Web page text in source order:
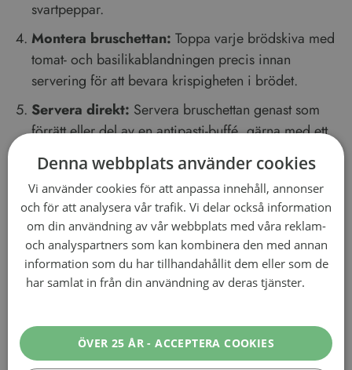
Montera bruschettan:
tomat- och basilikablandningen precis innan
servering för att bevara krispigheten i brödet.
Servera direkt:Servera bruschettan genast som
förrätt eller del av en antipasti-buffé, gärna med ett
glas vin för en autentisk italiensk smakupplevelse.
Allergiinformation och substitut:
Gluten:För en glutenfri variant, välj glutenfritt
bröd. Texdetta.
Laktosfri:Receptet är naturligt laktosfritt.
Dryckestips:
Servera denna bruschetta med ett glas friskt, lätt vitt
vin somPinot Grigioför att komplettera de friska
Alternativt fungerar även ett lätt italienskt rödvin, som
Chianti, utmärkt med tomatbaserade rätter.